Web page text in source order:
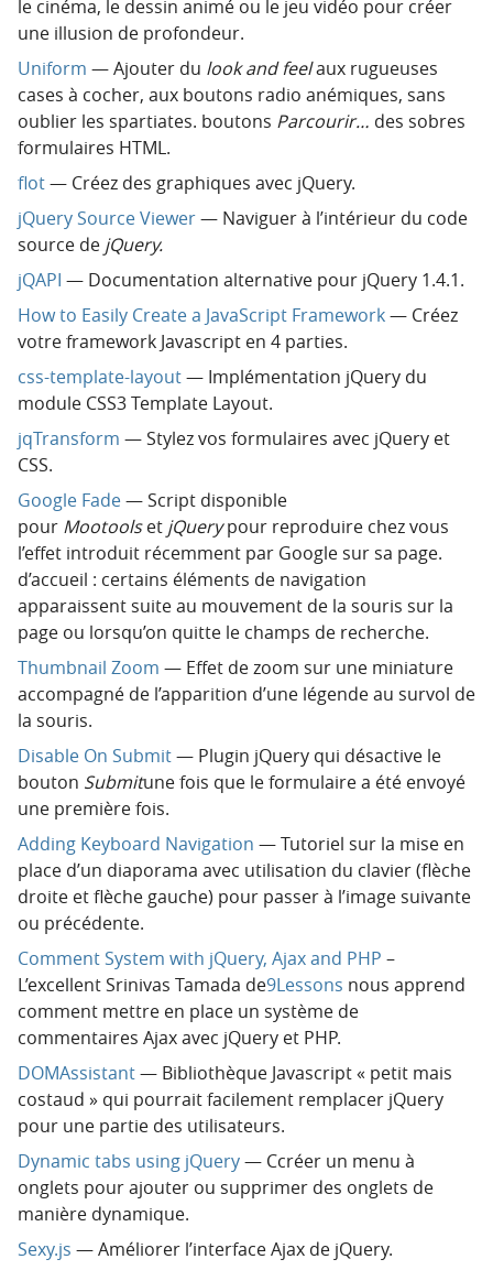
le cinéma, le dessin animé ou le jeu vidéo pour créer
une illusion de profondeur.
Uniform — Ajouter du look and feelaux rugueuses
cases à cocher, aux boutons radio anémiques, sans
oublier les spartiates. boutons Parcourir… des sobres
formulaires HTML.
flot— Créez des graphiques avec jQuery.
jQuery Source Viewer— Naviguer à l’intérieur du code
source de jQuery.
jQAPI — Documentation alternative pour jQuery 1.4.1.
How to Easily Create a JavaScript Framework— Créez
votre framework Javascript en 4 parties.
css-template-layout— Implémentation jQuery du
module CSS3 Template Layout.
jqTransform — Stylez vos formulaires avec jQuery et
CSS.
Google Fade— Script disponible
pour Mootoolset jQuerypour reproduire chez vous
l’effet introduit récemment par Google sur sa page.
d’accueil : certains éléments de navigation
apparaissent suite au mouvement de la souris sur la
page ou lorsqu’on quitte le champs de recherche.
Thumbnail Zoom — Effet de zoom sur une miniature
accompagné de l’apparition d’une légende au survol de
la souris.
Disable On Submit— Plugin jQuery qui désactive le
bouton Submitune fois que le formulaire a été envoyé
une première fois.
Adding Keyboard Navigation — Tutoriel sur la mise en
place d’un diaporama avec utilisation du clavier (flèche
droite et flèche gauche) pour passer à l’image suivante
ou précédente.
Comment System with jQuery, Ajax and PHP –
L’excellent Srinivas Tamada de9Lessons nous apprend
comment mettre en place un système de
commentaires Ajax avec jQuery et PHP.
DOMAssistant— Bibliothèque Javascript « petit mais
costaud » qui pourrait facilement remplacer jQuery
pour une partie des utilisateurs.
Dynamic tabs using jQuery— Ccréer un menu à
onglets pour ajouter ou supprimer des onglets de
manière dynamique.
Sexy.js — Améliorer l’interface Ajax de jQuery.